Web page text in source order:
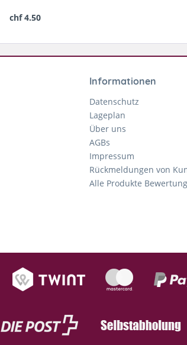
chf 4.50
Informationen
Datenschutz
Lageplan
Über uns
AGBs
Impressum
Rückmeldungen von
Alle Produkte